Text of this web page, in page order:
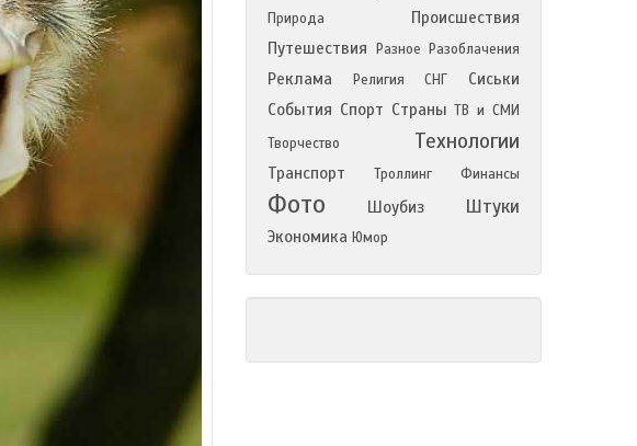
Природа
Происшествия
Путешествия
Разное Разоблачения
Реклама Религия СНГ
Сиськи
События Спорт Страны ТВ и СМИ
Творчество
Технологии
Транспорт Троллинг Финансы
Фото Шоубиз Штуки
Экономика Юмор